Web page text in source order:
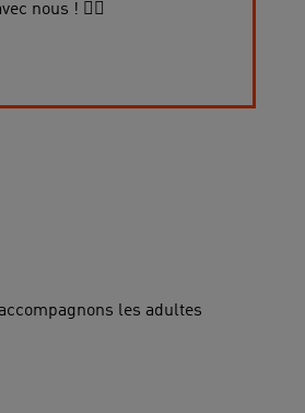
nous ! 🧗‍♂️
les adultes